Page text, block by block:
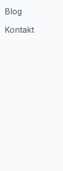
Blog
Kontakt